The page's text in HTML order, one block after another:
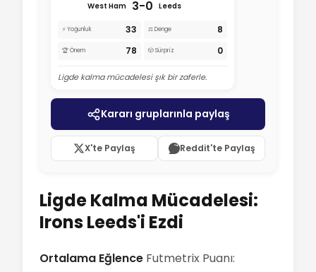
West Ham 3-0 Leeds
⚡ Yoğunluk 33 ⚖️ Denge 8
🏆 Önem 78 🎲 Sürpriz 0
Ligde kalma mücadelesi şık bir zaferle.
Kararı gruplarınla paylaş
X'te Paylaş Reddit'te Paylaş
Ligde Kalma Mücadelesi:
Irons Leeds'i Ezdi
Ortalama Eğlence Futmetrix Puanı: